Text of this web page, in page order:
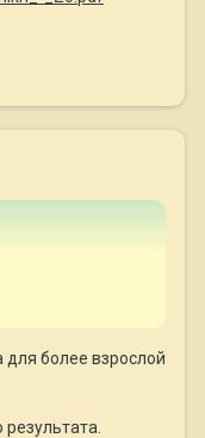
более взрослой